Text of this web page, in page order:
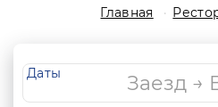
Главная
Даты